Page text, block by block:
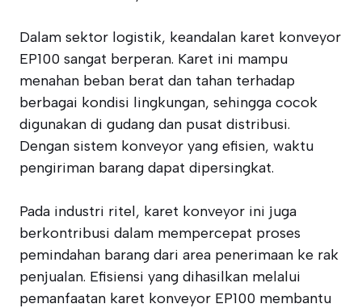
Dalam sektor logistik, keandalan karet konveyor
EP100 sangat berperan. Karet ini mampu
menahan beban berat dan tahan terhadap
berbagai kondisi lingkungan, sehingga cocok
digunakan di gudang dan pusat distribusi.
Dengan sistem konveyor yang efisien, waktu
pengiriman barang dapat dipersingkat.
Pada industri ritel, karet konveyor ini juga
berkontribusi dalam mempercepat proses
pemindahan barang dari area penerimaan ke rak
penjualan. Efisiensi yang dihasilkan melalui
pemanfaatan karet konveyor EP100 membantu